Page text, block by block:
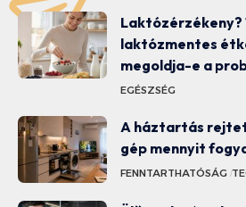
Laktózérzékeny?
laktózmentes
megoldja-e a
EGÉSZSÉG
A háztartás
gép mennyit
FENNTARTHATÓSÁG